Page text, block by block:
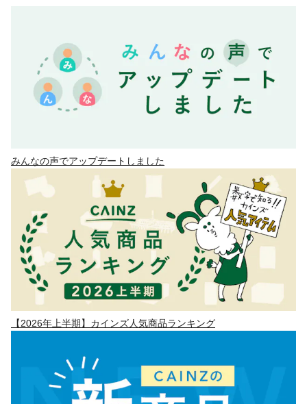
みんなの声でアップデートしました
【2026年上半期】カインズ人気商品ランキング